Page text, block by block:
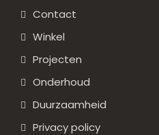
Contact
Winkel
Projecten
Onderhoud
Duurzaamheid
Privacy policy